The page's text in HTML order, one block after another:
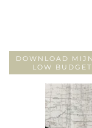
DOWNLOAD
LOW